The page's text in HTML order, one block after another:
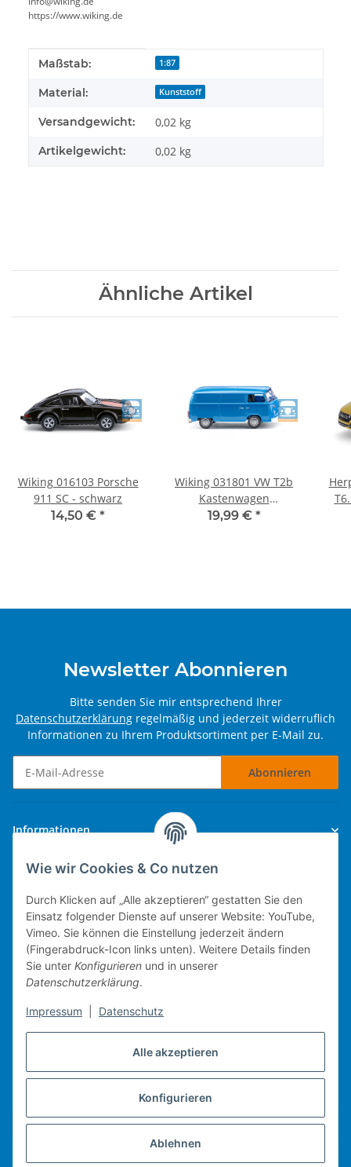
Alle akzeptieren
Konfigurieren
Ablehnen
Wie wir Cookies & Co nutzen
Durch Klicken auf „Alle akzeptieren“ gestatten Sie den
Einsatz folgender Dienste auf unserer Website: YouTube,
Vimeo. Sie können die Einstellung jederzeit ändern
(Fingerabdruck-Icon links unten). Weitere Details finden
Sie unter Konfigurieren und in unserer
Datenschutzerklärung.
Impressum Datenschutz
https://www.wiking.de
Produkteigenschaft
Wert
Maßstab: 1:87
Material: Kunststoff
Versandgewicht: 0,02 kg
Artikelgewicht: 0,02 kg
Ähnliche Artikel
Wiking 016103 Porsche
911 SC - schwarz
14,50 € *
Wiking 031801 VW T2b
Kastenwagen
himmelblau
19,99 € *
Newsletter Abonnieren
Bitte senden Sie mir entsprechend Ihrer
Datenschutzerklärung regelmäßig und jederzeit widerruflich
Informationen zu Ihrem Produktsortiment per E-Mail zu.
Abonnieren
Informationen
Gesetzliche Informationen
Technische Umsetzung.
mobiles Kassensystem
Warenwirtschaft
Michael Heiler / Bonn
Vertrag widerrufen
* Alle Preise inkl. gesetzlicher USt., zzgl.Versand